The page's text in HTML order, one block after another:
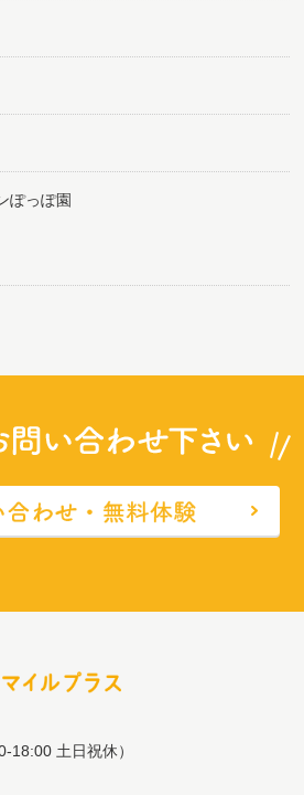
ぽっぽ園
18:00 土日祝休）